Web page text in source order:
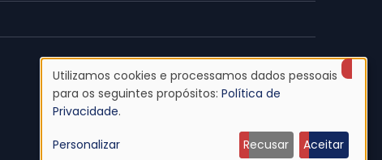
Uso
de
Utilizamos cookies e processamos dados pessoais
para os seguintes propósitos: Política de
Privacidade.
Personalizar Recusar Aceitar